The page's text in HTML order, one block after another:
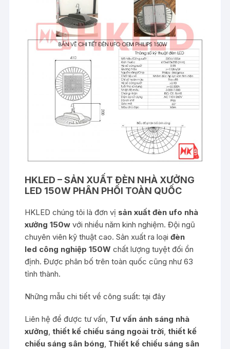
HKLED – SẢN XUẤT ĐÈN NHÀ XƯỞNG
LED 150W PHÂN PHỐI TOÀN QUỐC
HKLED chúng tôi là đơn vị sản xuất đèn ufo nhà
xưởng 150w với nhiều năm kinh nghiệm. Đội ngũ
chuyên viên kỹ thuật cao. Sản xuất ra loạiđèn
led công nghiệp 150W chất lượng tuyệt đối ổn
định. Được phân bố trên toàn quốc cũng như 63
tỉnh thành.
Những mẫu chi tiết về công suất:tại đây
Liên hệ để được tư vấn, Tư vấn ánh sáng nhà
xưởng,thiết kế chiếu sáng ngoài trời,thiết kế
chiếu sáng sân bóng, Thiết kế chiếu sáng sân